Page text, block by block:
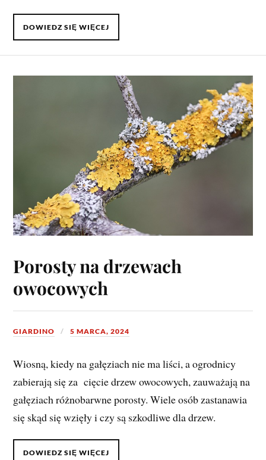
DOWIEDZ SIĘ WIĘCEJ
Porosty na drzewach
owocowych
GIARDINO 5 MARCA, 2024
Wiosną, kiedy na gałęziach nie ma liści, a ogrodnicy
zabierają się za cięcie drzew owocowych, zauważają na
gałęziach różnobarwne porosty. Wiele osób zastanawia
się skąd się wzięły i czy są szkodliwe dla drzew.
DOWIEDZ SIĘ WIĘCEJ